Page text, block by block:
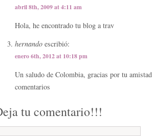
abril 8th, 2009 at 4:11 am
Hola, he encontrado tu blog a trav
hernando escribió:
enero 6th, 2012 at 10:18 pm
Un saludo de Colombia, gracias por tu amistad
comentarios
tu comentario!!!